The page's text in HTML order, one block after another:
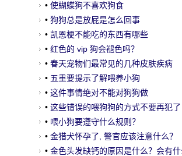
• 使蝴蝶狗不喜欢狗食
• 狗狗总是放屁是怎么回事
• 凯恩梗不能吃的东西有哪些
• 红色的 vip 狗会褪色吗？
• 春天宠物们最常见的几种皮肤疾病
• 五重要提示了解喂养小狗
• 这件事情绝对不能对狗狗做
• 这些错误的喂狗狗的方式不要再犯了
• 喂小狗要遵守什么规则？
• 金猎犬怀孕了, 警官应该注意什么？
• 金色头发缺钙的原因是什么？会有